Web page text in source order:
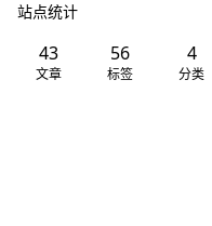
站点统计
文章
43
标签
56
分类
4